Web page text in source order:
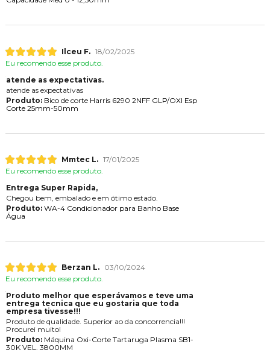
Ilceu F. 18/02/2025
Eu recomendo esse produto.
atende as expectativas.
atende as expectativas
Produto:Bico de corte Harris 6290 2NFF GLP/OXI Esp
Corte 25mm-50mm
Mmtec L. 17/01/2025
Eu recomendo esse produto.
Entrega Super Rapida,
Chegou bem, embalado e em ótimo estado.
Produto:WA-4 Condicionador para Banho Base
Água
Berzan L.
03/10/2024
Eu recomendo esse produto.
Produto melhor que esperávamos e teve uma
entrega tecnica que eu gostaria que toda
empresa tivesse!!!
Produto de qualidade. Superior ao da concorrencia!!!
Procurei muito!
Produto:Máquina Oxi-Corte Tartaruga Plasma SB1-
30K VEL. 3800MM